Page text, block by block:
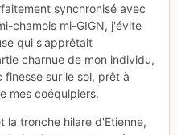
synchronisé avec
chamois mi-GIGN, j'évite
qui s'apprêtait
charnue de mon individu,
sur le sol, prêt à
mes coéquipiers.
la tronche hilare d'Etienne,